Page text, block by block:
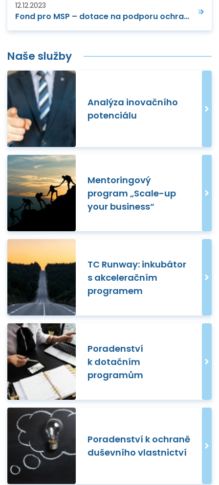
12.12.2023
Fond pro MSP – dotace na podporu ochrany duševního vlastnictví v malých a středních firmách pro rok 2024
Naše služby
Analýza inovačního
potenciálu
Mentoringový
program „Scale-up
your business“
TC Runway: inkubátor
s akceleračním
programem
Poradenství
k dotačním
programům
Poradenství k ochraně
duševního vlastnictví